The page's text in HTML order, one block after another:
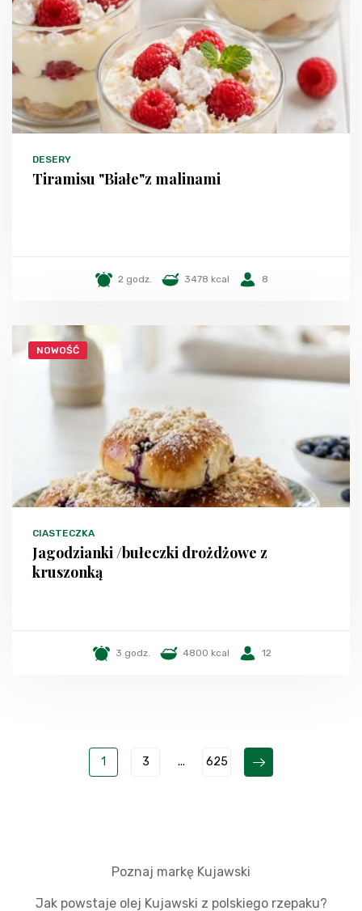
DESERY
Tiramisu "Białe"z malinami
2 godz. 3478 kcal 8
NOWOŚĆ
CIASTECZKA
Jagodzianki /bułeczki drożdżowe z
kruszonką
3 godz. 4800 kcal 12
1 3 ... 625
Poznaj markę Kujawski
Jak powstaje olej Kujawski z polskiego rzepaku?